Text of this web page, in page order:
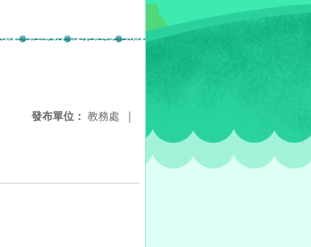
發布單位： 教務處 |